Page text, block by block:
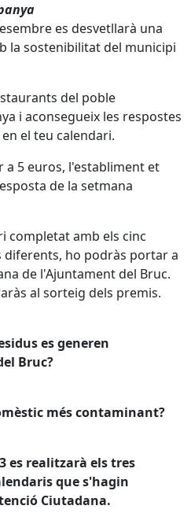
es desvetllarà una
la sostenibilitat del municipi
del poble
i aconsegueix les respostes
el teu calendari.
a 5 euros, l'establiment et
de la setmana
completat amb els cinc
diferents, ho podràs portar a
de l'Ajuntament del Bruc.
al sorteig dels premis.
es generen
Bruc?
més contaminant?
es realitzarà els tres
que s'hagin
Ciutadana.